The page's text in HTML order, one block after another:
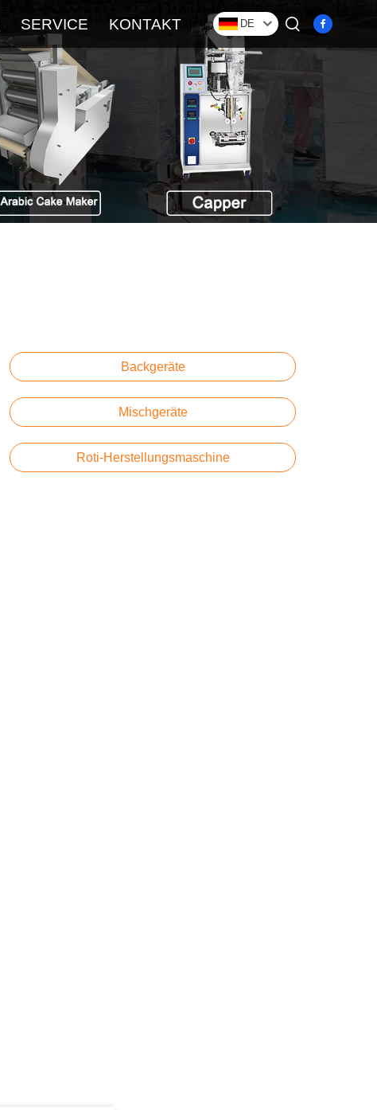
SERVICE KONTAKT DE
Backgeräte
Mischgeräte
Roti-Herstellungsmaschine